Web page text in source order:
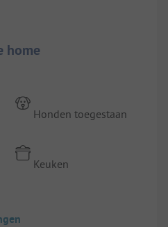
home
Honden toegestaan
Keuken